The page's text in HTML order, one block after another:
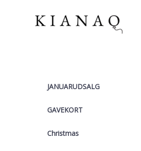
JANUARUDSALG
GAVEKORT
Christmas